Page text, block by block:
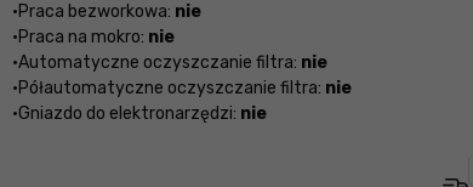
Praca bezworkowa: nie
Praca na mokro: nie
Automatyczne oczyszczanie filtra: nie
Półautomatyczne oczyszczanie filtra: nie
Gniazdo do elektronarzędzi: nie